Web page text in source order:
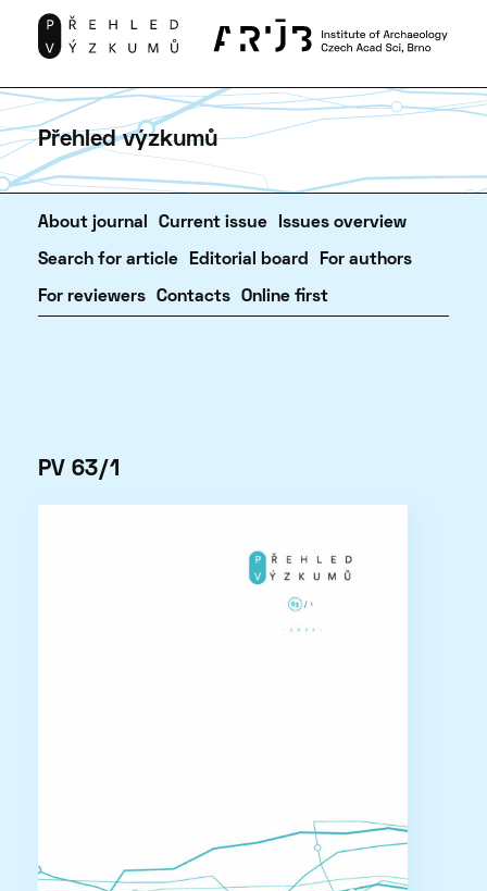
Přehled výzkumů
About journal Current issue Issues overview
Search for article Editorial board For authors
For reviewers Contacts Online first
PV 63/1